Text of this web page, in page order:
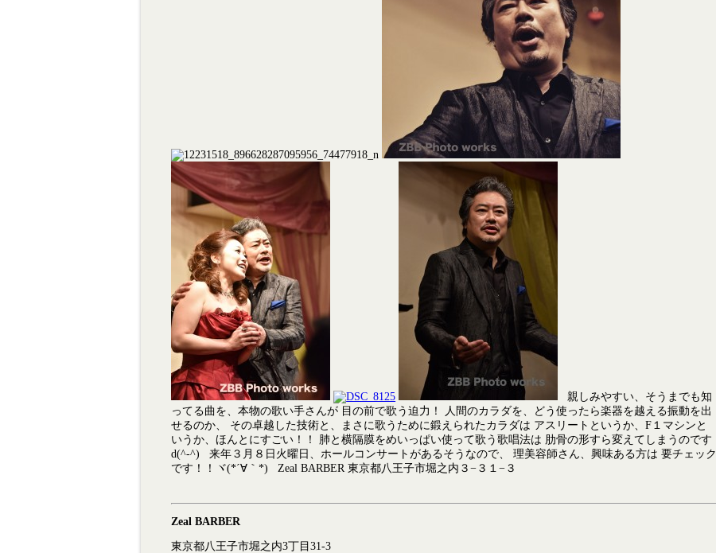
親しみやすい、そうまでも知
ってる曲を、本物の歌い手さんが 目の前で歌う迫力！ 人間のカラダを、どう使ったら楽器を越える振動を出
せるのか、 その卓越した技術と、まさに歌うために鍛えられたカラダは アスリートというか、F１マシンと
いうか、ほんとにすごい！！ 肺と横隔膜をめいっぱい使って歌う歌唱法は 肋骨の形すら変えてしまうのです
d(^-^) 来年３月８日火曜日、ホールコンサートがあるそうなので、 理美容師さん、興味ある方は 要チェック
です！！ヾ(*´∀｀*) Zeal BARBER 東京都八王子市堀之内３−３１−３
Zeal BARBER
東京都八王子市堀之内3丁目31-3